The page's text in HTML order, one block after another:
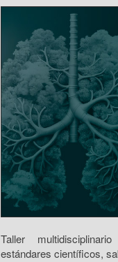
Taller
estándares científicos,